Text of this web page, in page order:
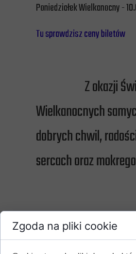
Poniedziałek Wielkanocny -
Tu sprawdzisz ceny biletów
Z okazji
Wielkanocnych
dobrych chwil,
sercach oraz
Zgoda na pliki cookie